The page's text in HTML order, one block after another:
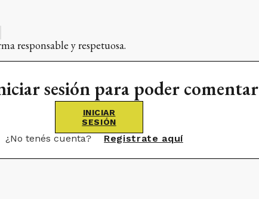
responsable y respetuosa.
sesión para poder comentar
INICIAR
SESIÓN
¿No tenés cuenta? Registrate aquí